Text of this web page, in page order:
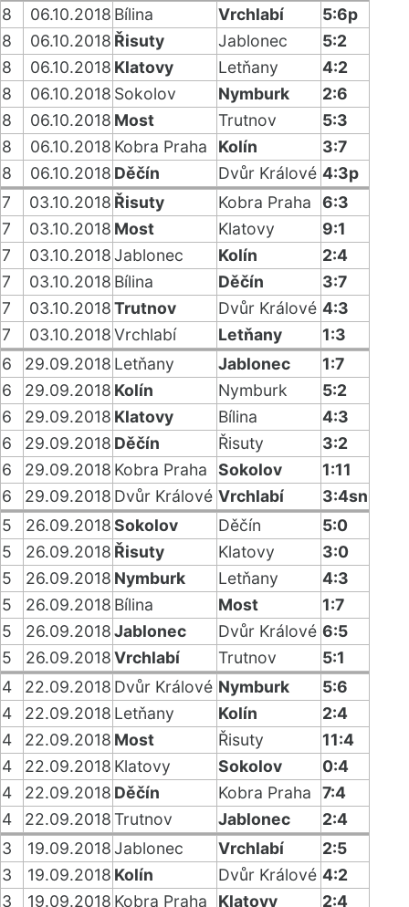
8
06.10.2018 Bílina Vrchlabí
5:6p
8
06.10.2018 Řisuty Jablonec
5:2
8
06.10.2018 Klatovy Letňany
4:2
8
06.10.2018 Sokolov Nymburk
2:6
8
06.10.2018 Most Trutnov
5:3
8
06.10.2018 Kobra Praha Kolín
3:7
8
06.10.2018 Děčín Dvůr Králové 4:3p
7
03.10.2018 Řisuty Kobra Praha
6:3
7
03.10.2018 Most Klatovy
9:1
7
03.10.2018Jablonec Kolín
2:4
7
03.10.2018 Bílina Děčín
3:7
7
03.10.2018Trutnov Dvůr Králové 4:3
7
03.10.2018Vrchlabí Letňany
1:3
6
29.09.2018 Letňany Jablonec
1:7
6
29.09.2018 Kolín Nymburk
5:2
6
29.09.2018 Klatovy Bílina
4:3
6
29.09.2018 Děčín Řisuty
3:2
6
29.09.2018 Kobra Praha Sokolov
1:11
6
29.09.2018 Dvůr Králové Vrchlabí
3:4sn
5
26.09.2018Sokolov Děčín
5:0
5
26.09.2018 Řisuty Klatovy
3:0
5
26.09.2018 Nymburk Letňany
4:3
5
26.09.2018 Bílina Most
1:7
5
26.09.2018Jablonec Dvůr Králové 6:5
5
26.09.2018Vrchlabí Trutnov
5:1
4
22.09.2018 Dvůr Králové Nymburk
5:6
4
22.09.2018 Letňany Kolín
2:4
4
22.09.2018 Most Řisuty
11:4
4
22.09.2018 Klatovy Sokolov
0:4
4
22.09.2018 Děčín Kobra Praha
7:4
4
22.09.2018Trutnov Jablonec
2:4
3
19.09.2018Jablonec Vrchlabí
2:5
3
19.09.2018 Kolín Dvůr Králové 4:2
3
19.09.2018 Kobra Praha Klatovy 2:4